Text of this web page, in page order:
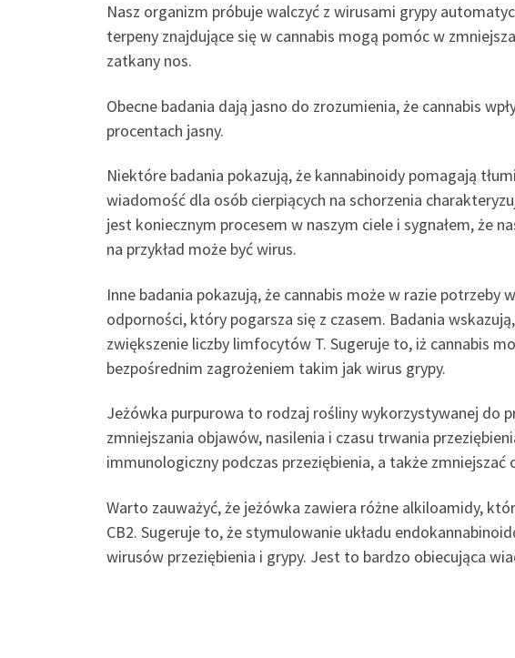
Nasz organizm próbuje walczyć z wirusami grypy
terpeny znajdujące się w cannabis mogą pomóc w
zatkany nos.
Obecne badania dają jasno do zrozumienia, że cannabis
procentach jasny.
Niektóre badania pokazują, że kannabinoidy pomagają
wiadomość dla osób cierpiących na schorzenia
jest koniecznym procesem w naszym ciele i sygnałem, że
na przykład może być wirus.
Inne badania pokazują, że cannabis może w razie potrzeby
odporności, który pogarsza się z czasem. Badania
zwiększenie liczby limfocytów T. Sugeruje to, iż cannabis
bezpośrednim zagrożeniem takim jak wirus grypy.
Jeżówka purpurowa to rodzaj rośliny wykorzystywanej do
zmniejszania objawów, nasilenia i czasu trwania
immunologiczny podczas przeziębienia, a także zmniejszać
Warto zauważyć, że jeżówka zawiera różne alkiloamidy,
CB2. Sugeruje to, że stymulowanie układu
wirusów przeziębienia i grypy. Jest to bardzo obiecująca